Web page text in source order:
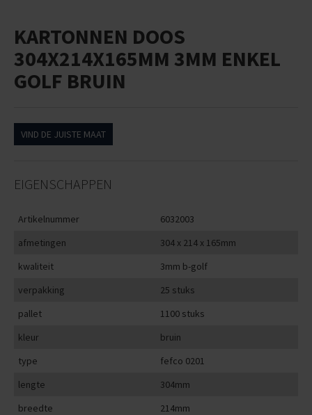
KARTONNEN DOOS
304X214X165MM 3MM ENKEL
GOLF BRUIN
VIND DE JUISTE MAAT
EIGENSCHAPPEN
Artikelnummer
6032003
afmetingen
304 x 214 x 165mm
kwaliteit
3mm b-golf
verpakking
25 stuks
pallet
1100 stuks
kleur
bruin
type
fefco 0201
lengte
304mm
breedte
214mm